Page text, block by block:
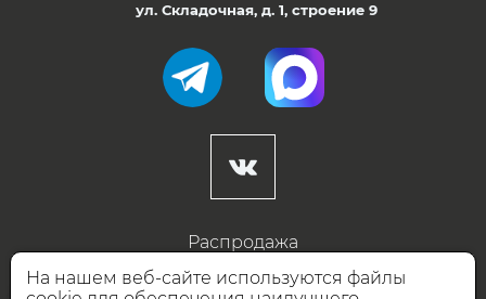
ул. Складочная, д. 1, строение 9
Распродажа
Готовые дизайны
На нашем веб-сайте используются файлы